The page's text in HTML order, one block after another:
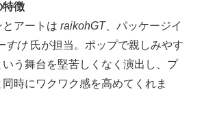
特徴
とアートはraikohGT、パッケージイ
すけ氏が担当。ポップで親しみやす
う舞台を堅苦しくなく演出し、プ
時にワクワク感を高めてくれま